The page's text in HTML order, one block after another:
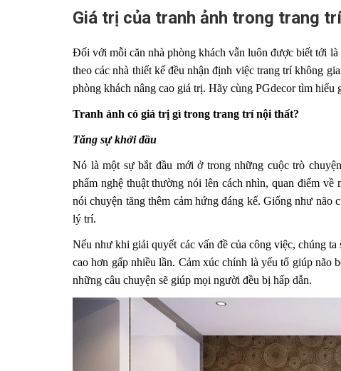
Giá trị của tranh ảnh trong trang
Đối với mỗi căn nhà phòng khách vẫn luôn được biết tới
theo các nhà thiết kế đều nhận định việc trang trí không
phòng khách nâng cao giá trị. Hãy cùng PGdecor tìm hiểu
Tranh ảnh có giá trị gì trong trang trí nội thất?
Tăng sự khởi đầu
Nó là một sự bắt đầu mới ở trong những cuộc trò
phẩm nghệ thuật thường nói lên cách nhìn, quan điểm
nói chuyện tăng thêm cảm hứng đáng kể. Giống như não
lý trí.
Nếu như khi giải quyết các vấn đề của công việc, chúng
cao hơn gấp nhiều lần. Cảm xúc chính là yếu tố giúp não
những câu chuyện sẽ giúp mọi người đều bị hấp dẫn.